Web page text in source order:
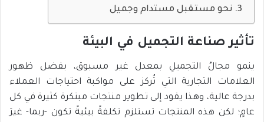
نحو مستقبل مستدام وجميل
تأثير صناعة التجميل في البيئة
ينمو مجالُ التجميلِ بمعدل غير مسبوق، بفضل ظهور
العلامات التجارية التي تُركز على مواكبة احتياجات العملاء
بدرجة عالية، وهذا يقود إلى تطوير منتجات مبتكرة كثيرة في كل
عامٍ؛ لكن هذه المنتجات تستلزم تكلفةً بيئيةً تكون -ربما- غيرَ